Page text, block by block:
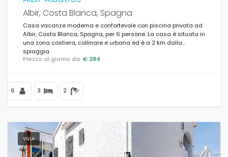
Albir, Costa Blanca, Spagna
Casa vacanze moderna e confortevole con piscina privata ad
Albir, Costa Blanca, Spagna, per 6 persone. La casa è situata in
una zona costiera, collinare e urbana ed è a 2 km dalla
spiaggia.
Prezzo al giorno da: € 284
6 3 2
VILLA